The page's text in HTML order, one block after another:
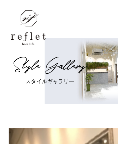
Style Gallery
ス タ イ ルギャ ラ リ ー
Home ホーム
Salon